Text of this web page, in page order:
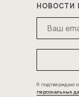
Я подтверждаю
персональных
НОВОСТИ